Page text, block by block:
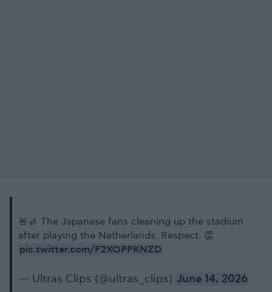
🚨🚮 The Japanese fans cleaning up the stadium
after playing the Netherlands. Respect. 👏
pic.twitter.com/F2XOPPKNZD
— Ultras Clips (@ultras_clips) June 14, 2026